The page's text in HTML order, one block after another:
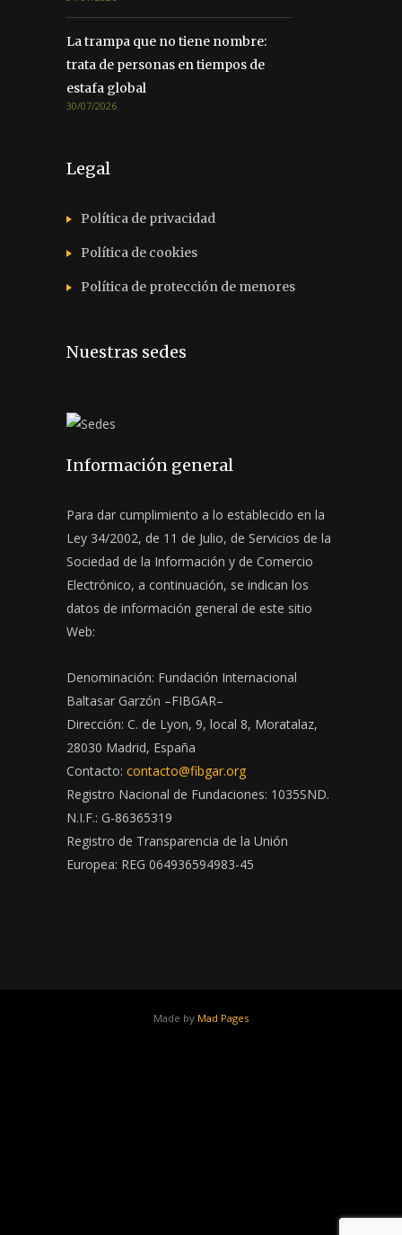
La trampa que no tiene nombre:
trata de personas en tiempos de
estafa global
30/07/2026
Legal
Política de privacidad
Política de cookies
Política de protección de menores
Nuestras sedes
Información general
Para dar cumplimiento a lo establecido en la
Ley 34/2002, de 11 de Julio, de Servicios de la
Sociedad de la Información y de Comercio
Electrónico, a continuación, se indican los
datos de información general de este sitio
Web:
Denominación: Fundación Internacional
Baltasar Garzón –FIBGAR–
Dirección: C. de Lyon, 9, local 8, Moratalaz,
28030 Madrid, España
Contacto: contacto@fibgar.org
Registro Nacional de Fundaciones: 1035SND.
N.I.F.: G-86365319
Registro de Transparencia de la Unión
Europea: REG 064936594983-45
Made by Mad Pages